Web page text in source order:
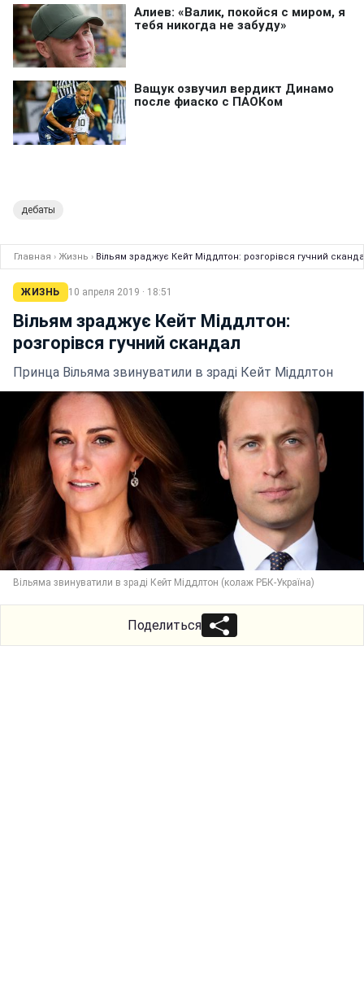
дебаты
Главная › Жизнь › Вільям зраджує Кейт Міддлтон: розгорівся гучний
ЖИЗНЬ 10 апреля 2019 · 18:51
Вільям зраджує Кейт Міддлтон:
розгорівся гучний скандал
Принца Вільяма звинуватили в зраді Кейт Міддлтон
Вільяма звинуватили в зраді Кейт Міддлтон (колаж РБК-Україна)
Поделиться